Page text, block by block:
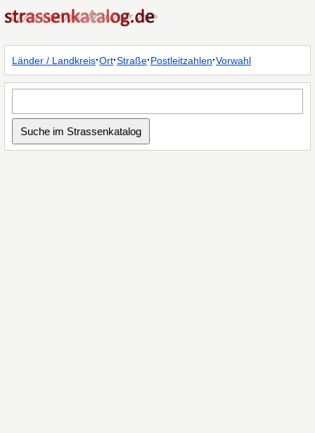
Länder / Landkreis·Ort·Straße·Postleitzahlen·Vorwahl